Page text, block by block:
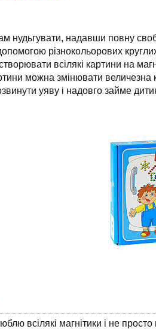
нудьгувати, надавши повну
різнокольорових
всілякі картини на
можна змінювати величезна
уяву і надовго займе
всілякі магнітики і не